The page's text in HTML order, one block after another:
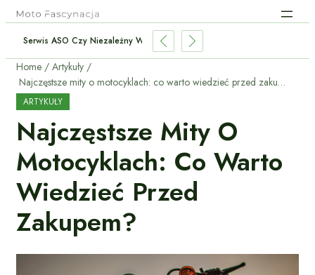
Serwis ASO Czy Niezależny Warsztat: Co Wybrać W 2026?
Home
Artykuły
Najczęstsze mity o motocyklach: co warto wiedzieć przed zakupem?
ARTYKUŁY
Najczęstsze Mity O
Motocyklach: Co Warto
Wiedzieć Przed
Zakupem?